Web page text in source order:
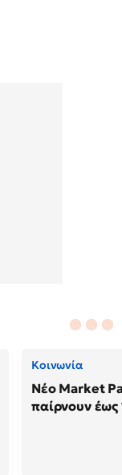
Κοινωνία
Νέο Market
παίρνουν